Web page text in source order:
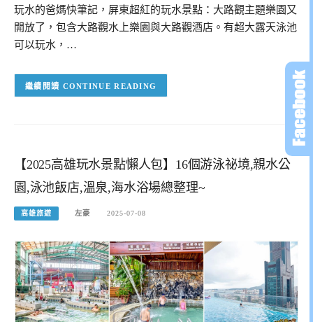
玩水的爸媽快筆記，屏東超紅的玩水景點：大路觀主題樂園又
開放了，包含大路觀水上樂園與大路觀酒店。有超大露天泳池
可以玩水，…
CONTINUE READING
【2025高雄玩水景點懶人包】16個游泳祕境,親水公
園,泳池飯店,溫泉,海水浴場總整理~
高雄旅遊 左豪 2025-07-08